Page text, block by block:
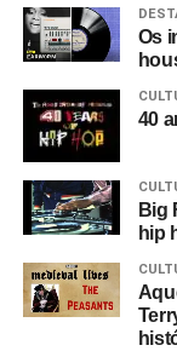
Os
40
Big
hip